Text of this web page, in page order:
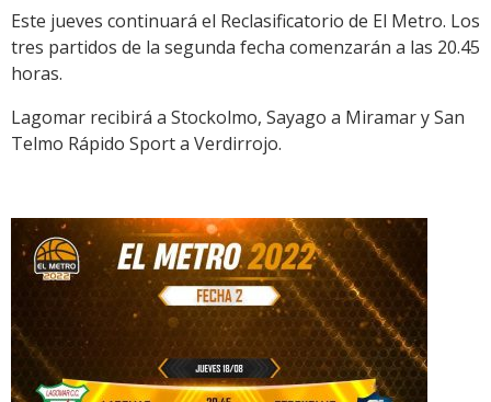
Link
Este jueves continuará el Reclasificatorio de El Metro. Los
tres partidos de la segunda fecha comenzarán a las 20.45
horas.
Lagomar recibirá a Stockolmo, Sayago a Miramar y San
Telmo Rápido Sport a Verdirrojo.